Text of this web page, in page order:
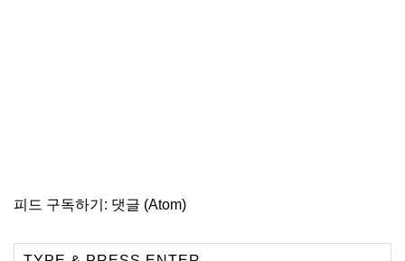
피드 구독하기: 댓글 (Atom)